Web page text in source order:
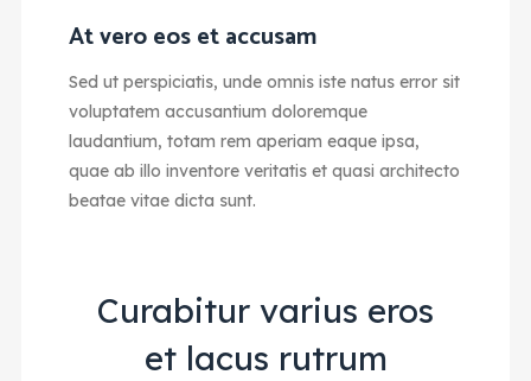
At vero eos et accusam
Sed ut perspiciatis, unde omnis iste natus error sit
voluptatem accusantium doloremque
laudantium, totam rem aperiam eaque ipsa,
quae ab illo inventore veritatis et quasi architecto
beatae vitae dicta sunt.
Curabitur varius eros
et lacus rutrum